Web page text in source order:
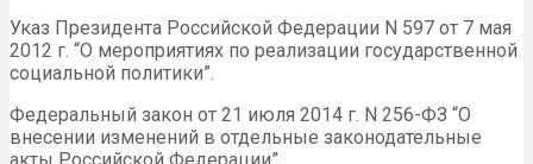
Указ Президента Российской Федерации N 597 от 7 мая
2012 г. “О мероприятиях по реализации государственной
социальной политики”.
Федеральный закон от 21 июля 2014 г. N 256-ФЗ “О
внесении изменений в отдельные законодательные